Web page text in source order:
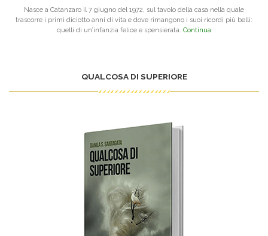
Nasce a Catanzaro il 7 giugno del 1972, sul tavolo della casa nella quale
trascorre i primi diciotto anni di vita e dove rimangono i suoi ricordi più belli:
quelli di un’infanzia felice e spensierata. Continua
QUALCOSA DI SUPERIORE